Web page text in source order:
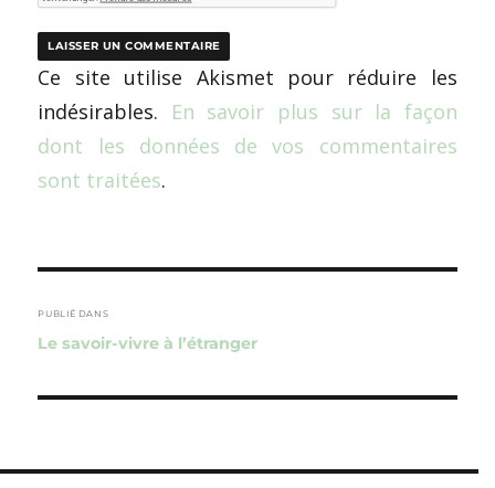
Ce site utilise Akismet pour réduire les
indésirables. En savoir plus sur la façon
dont les données de vos commentaires
sont traitées.
de
l’article
PUBLIÉ DANS
Le savoir-vivre à l’étranger